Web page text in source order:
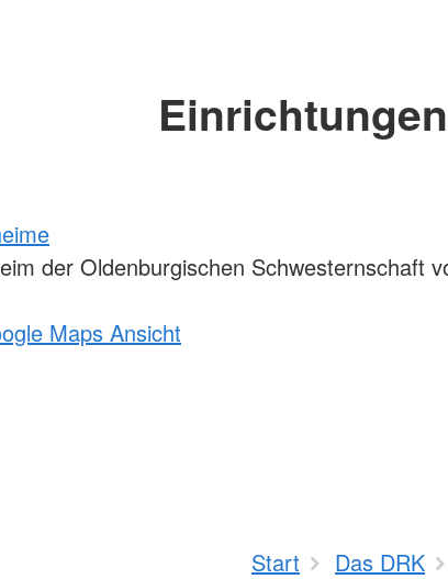
der Oldenburgischen Schwesternschaft
Maps Ansicht
Start Das DRK